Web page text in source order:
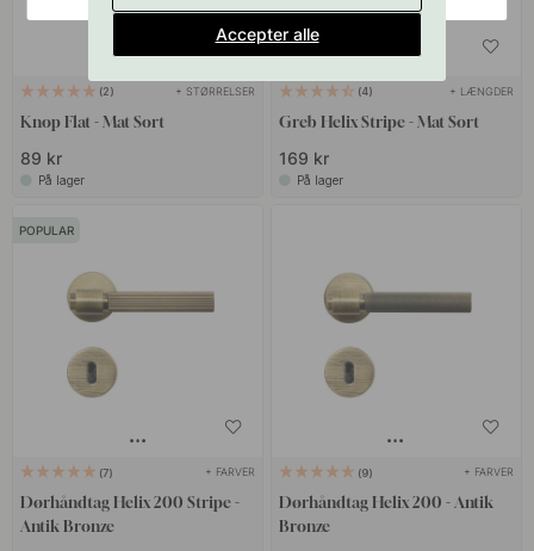
2 + STØRRELSER
Knop Flat - Mat Sort
89 kr
På lager
4 + LÆNGDER
Greb Helix Stripe - Mat Sort
169 kr
På lager
POPULAR
7 + FARVER
Dørhåndtag Helix 200 Stripe -
Antik Bronze
9 + FARVER
Dørhåndtag Helix 200 - Antik
Bronze
Accepter alle